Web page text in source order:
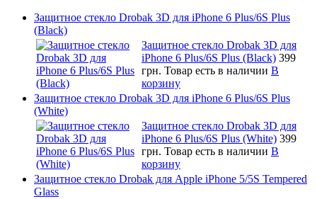
Защитное стекло Drobak 3D для iPhone 6 Plus/6S Plus
(Black)
Защитное стекло Drobak 3D для
iPhone 6 Plus/6S Plus (Black) 399
грн. Товар есть в наличии В
корзину
Защитное стекло Drobak 3D для iPhone 6 Plus/6S Plus
(White)
Защитное стекло Drobak 3D для
iPhone 6 Plus/6S Plus (White) 399
грн. Товар есть в наличии В
корзину
Защитное стекло Drobak для Apple iPhone 5/5S Tempered
Glass